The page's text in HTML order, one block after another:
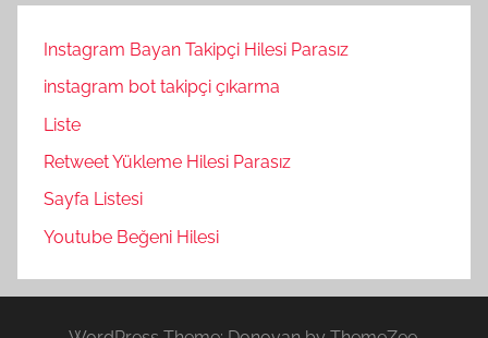
Instagram Bayan Takipçi Hilesi Parasız
instagram bot takipçi çıkarma
Liste
Retweet Yükleme Hilesi Parasız
Sayfa Listesi
Youtube Beğeni Hilesi